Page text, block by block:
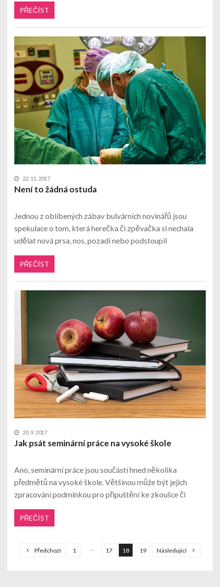
PŘEČÍST
22. 11. 2017
Není to žádná ostuda
Jednou z oblíbených zábav bulvárních novinářů jsou
spekulace o tom, která herečka či zpěvačka si nechala
udělat nová prsa, nos, pozadí nebo podstoupil
PŘEČÍST
20. 9. 2017
Jak psát seminární práce na vysoké škole
Ano, seminární práce jsou součástí hned několika
předmětů na vysoké škole. Většinou může být jejich
zpracování podmínkou pro připuštění ke zkoušce či
PŘEČÍST
Předchozí 1 … 17 18 19 Následující